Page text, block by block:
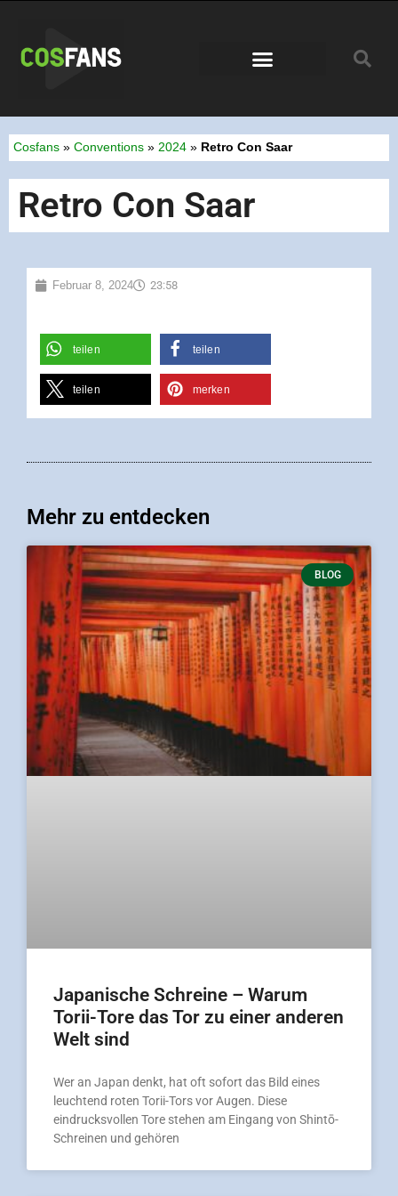
Cosfans » Conventions » 2024 » Retro Con Saar
Retro Con Saar
Februar 8, 2024 23:58
teilen teilen
teilen merken
Mehr zu entdecken
BLOG
Japanische Schreine – Warum
Torii-Tore das Tor zu einer anderen
Welt sind
Wer an Japan denkt, hat oft sofort das Bild eines
leuchtend roten Torii-Tors vor Augen. Diese
eindrucksvollen Tore stehen am Eingang von Shintō-
Schreinen und gehören